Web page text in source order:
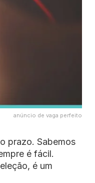
anúncio de vaga perfeito
prazo. Sabemos
é fácil.
é um